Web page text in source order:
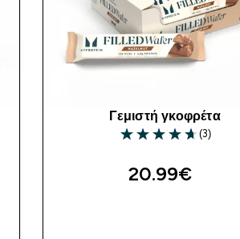
Γεμιστή γκοφρέτα
4.67 out of 5 stars
(3)
20.99€‎